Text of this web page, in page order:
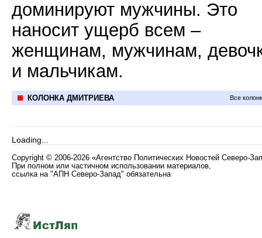
доминируют мужчины. Это
наносит ущерб всем –
женщинам, мужчинам,
и мальчикам.
КОЛОНКА ДМИТРИЕВА Все
Loading...
Copyright © 2006-2026 «Агентство Политических Новостей Северо-
При полном или частичном использовании материалов,
ссылка на "АПН Северо-Запад" обязательна